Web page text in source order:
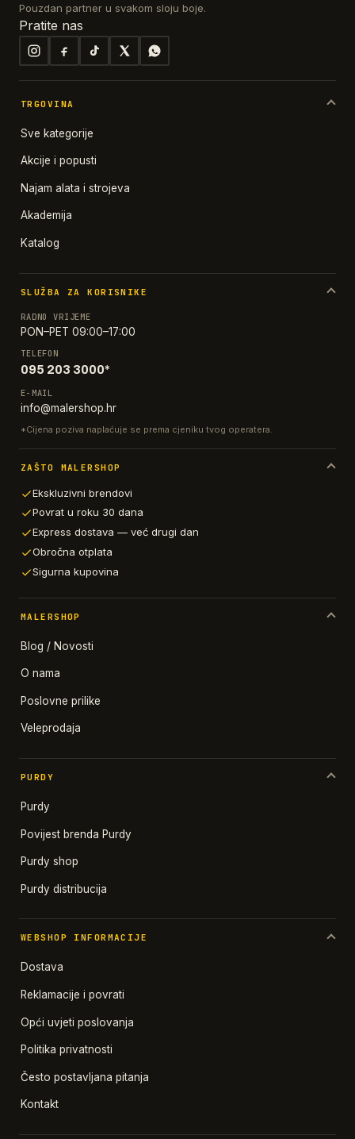
Pouzdan partner u svakom sloju boje.
Pratite nas
TRGOVINA
Sve kategorije
Akcije i popusti
Najam alata i strojeva
Akademija
Katalog
SLUŽBA ZA KORISNIKE
RADNO VRIJEME
PON–PET 09:00–17:00
TELEFON
095 203 3000*
E-MAIL
info@malershop.hr
*Cijena poziva naplaćuje se prema cjeniku tvog operatera.
ZAŠTO MALERSHOP
Ekskluzivni brendovi
Povrat u roku 30 dana
Express dostava — već drugi dan
Obročna otplata
Sigurna kupovina
MALERSHOP
Blog / Novosti
O nama
Poslovne prilike
Veleprodaja
PURDY
Purdy
Povijest brenda Purdy
Purdy shop
Purdy distribucija
WEBSHOP INFORMACIJE
Dostava
Reklamacije i povrati
Opći uvjeti poslovanja
Politika privatnosti
Često postavljana pitanja
Kontakt